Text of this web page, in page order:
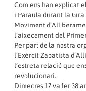
Com ens han explicat
i Paraula durant la
Moviment
l’aixecament del
Per part de la nostra
l’Exèrcit Zapatista
l’estreta relació que
revolucionari.
Dimecres 17 va fer 38